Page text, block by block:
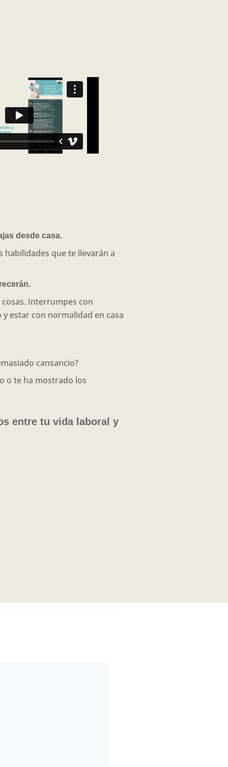
desde casa.
habilidades que te llevarán a
Interrumpes con
estar con normalidad en casa
cansancio?
o te ha mostrado los
entre tu vida laboral y